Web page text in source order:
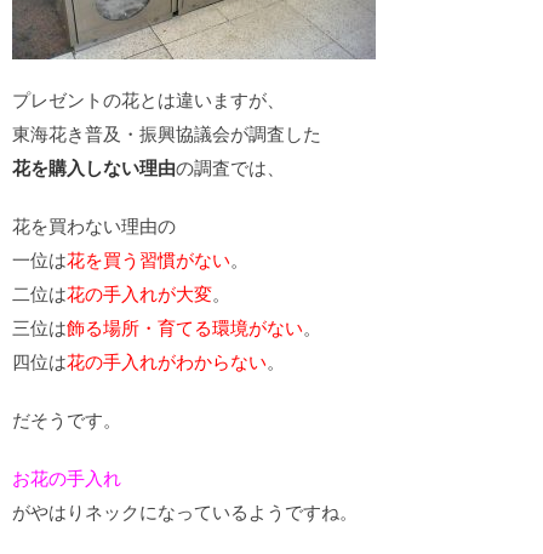
プレゼントの花とは違いますが、
東海花き普及・振興協議会が調査した
花を購入しない理由の調査では、
花を買わない理由の
一位は花を買う習慣がない。
二位は花の手入れが大変。
三位は飾る場所・育てる環境がない。
四位は花の手入れがわからない。
だそうです。
お花の手入れ
がやはりネックになっているようですね。